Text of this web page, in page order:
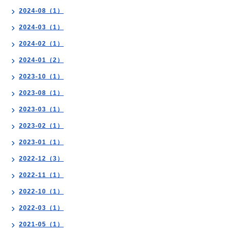
2024-08（1）
2024-03（1）
2024-02（1）
2024-01（2）
2023-10（1）
2023-08（1）
2023-03（1）
2023-02（1）
2023-01（1）
2022-12（3）
2022-11（1）
2022-10（1）
2022-03（1）
2021-05（1）